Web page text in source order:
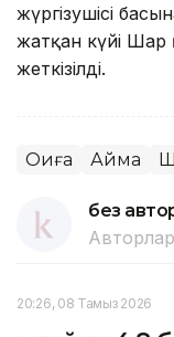
жүргізушісі
жатқан күйі Шар
жеткізілді.
Оқиға Аймақ
без
Авторлар
20:26, 08 Тамыз 2026